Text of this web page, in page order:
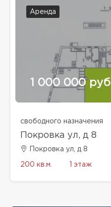
Аренда
1 000 000 руб
свободного назначения
Покровка ул, д 8
Покровка ул, д 8
200 кв.м. 1 этаж